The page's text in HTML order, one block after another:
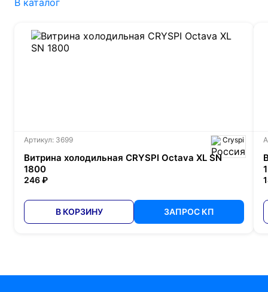
Артикул: 3699 Cryspi
Витрина холодильная CRYSPI Octava XL SN
1800
246 ₽
В КОРЗИНУ ЗАПРОС КП